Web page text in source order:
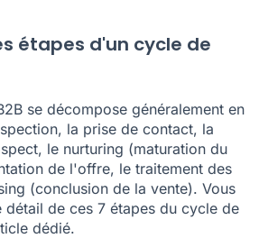
étapes d'un cycle de
se décompose généralement en
la prise de contact, la
le nurturing (maturation du
de l'offre, le traitement des
(conclusion de la vente). Vous
de ces 7 étapes du cycle de
dédié.